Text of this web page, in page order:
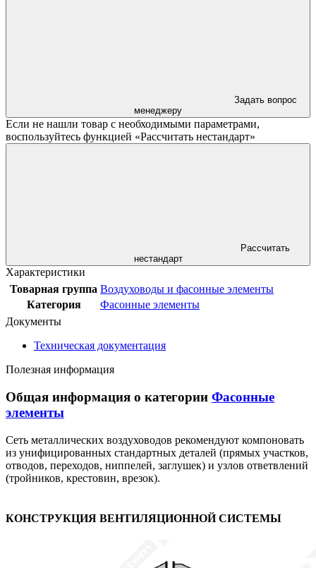
Задать вопрос
менеджеру
Если не нашли товар с необходимыми параметрами,
воспользуйтесь функцией «Рассчитать нестандарт»
Рассчитать
нестандарт
Характеристики
Товарная группа Воздуховоды и фасонные элементы
Категория
Фасонные элементы
Документы
Техническая документация
Полезная информация
Общая информация о категории Фасонные
элементы
Сеть металлических воздуховодов рекомендуют компоновать
из унифицированных стандартных деталей (прямых участков,
отводов, переходов, ниппелей, заглушек) и узлов ответвлений
(тройников, крестовин, врезок).
КОНСТРУКЦИЯ ВЕНТИЛЯЦИОННОЙ СИСТЕМЫ